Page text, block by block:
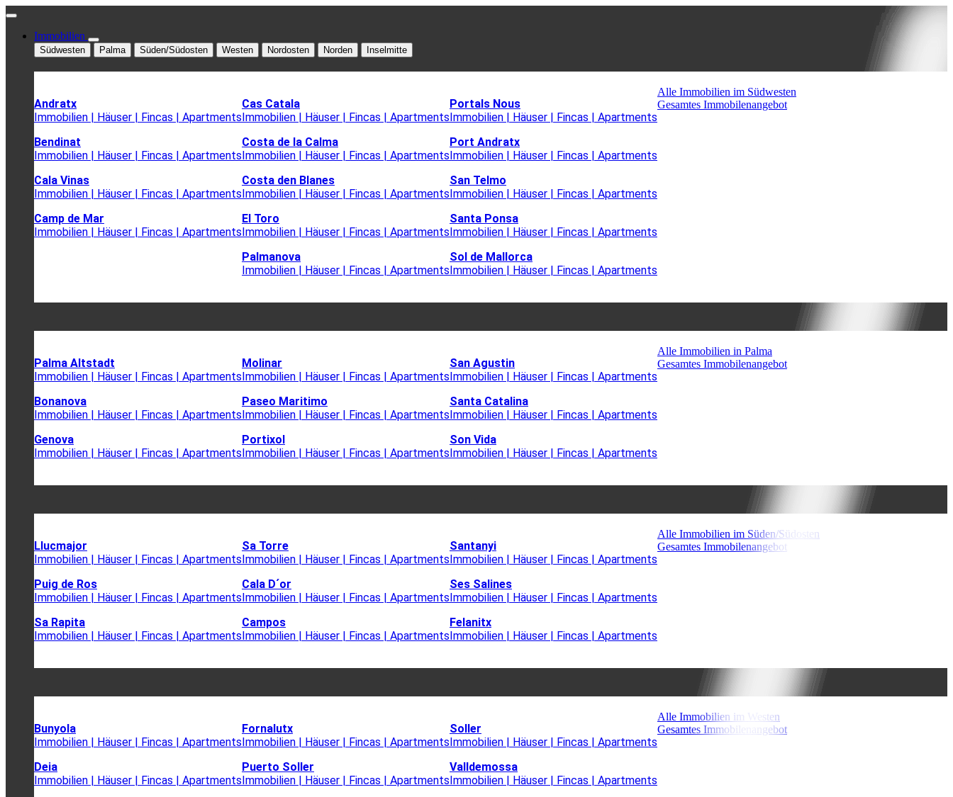
Immobilien
Südwesten Palma Süden/Südosten Westen Nordosten Norden Inselmitte
Andratx
Immobilien | Häuser | Fincas | Apartments
Bendinat
Immobilien | Häuser | Fincas | Apartments
Cala Vinas
Immobilien | Häuser | Fincas | Apartments
Camp de Mar
Immobilien | Häuser | Fincas | Apartments
Cas Catala
Immobilien | Häuser | Fincas | Apartments
Costa de la Calma
Immobilien | Häuser | Fincas | Apartments
Costa den Blanes
Immobilien | Häuser | Fincas | Apartments
El Toro
Immobilien | Häuser | Fincas | Apartments
Palmanova
Immobilien | Häuser | Fincas | Apartments
Portals Nous
Immobilien | Häuser | Fincas | Apartments
Port Andratx
Immobilien | Häuser | Fincas | Apartments
San Telmo
Immobilien | Häuser | Fincas | Apartments
Santa Ponsa
Immobilien | Häuser | Fincas | Apartments
Sol de Mallorca
Immobilien | Häuser | Fincas | Apartments
Alle Immobilien im Südwesten
Gesamtes Immobilenangebot
Palma Altstadt
Immobilien | Häuser | Fincas | Apartments
Bonanova
Immobilien | Häuser | Fincas | Apartments
Genova
Immobilien | Häuser | Fincas | Apartments
Molinar
Immobilien | Häuser | Fincas | Apartments
Paseo Maritimo
Immobilien | Häuser | Fincas | Apartments
Portixol
Immobilien | Häuser | Fincas | Apartments
San Agustin
Immobilien | Häuser | Fincas | Apartments
Santa Catalina
Immobilien | Häuser | Fincas | Apartments
Son Vida
Immobilien | Häuser | Fincas | Apartments
Alle Immobilien in Palma
Gesamtes Immobilenangebot
Llucmajor
Immobilien | Häuser | Fincas | Apartments
Puig de Ros
Immobilien | Häuser | Fincas | Apartments
Sa Rapita
Immobilien | Häuser | Fincas | Apartments
Sa Torre
Immobilien | Häuser | Fincas | Apartments
Cala D´or
Immobilien | Häuser | Fincas | Apartments
Campos
Immobilien | Häuser | Fincas | Apartments
Santanyi
Immobilien | Häuser | Fincas | Apartments
Ses Salines
Immobilien | Häuser | Fincas | Apartments
Felanitx
Immobilien | Häuser | Fincas | Apartments
Alle Immobilien im Süden/Südosten
Gesamtes Immobilenangebot
Bunyola
Immobilien | Häuser | Fincas | Apartments
Deia
Immobilien | Häuser | Fincas | Apartments
Fornalutx
Immobilien | Häuser | Fincas | Apartments
Puerto Soller
Immobilien | Häuser | Fincas | Apartments
Soller
Immobilien | Häuser | Fincas | Apartments
Valldemossa
Immobilien | Häuser | Fincas | Apartments
Alle Immobilien im Westen
Gesamtes Immobilenangebot